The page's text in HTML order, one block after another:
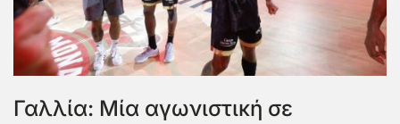
Γαλλία: Μία αγωνιστική σε